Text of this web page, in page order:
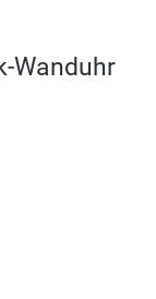
Wanduhr